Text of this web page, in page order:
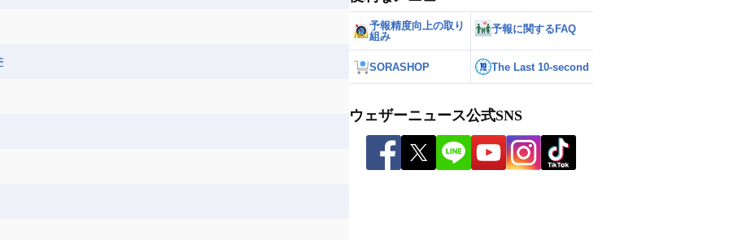
予報精度向上の取り
組み
予報に関するFAQ
SORASHOP The Last 10-second
ウェザーニュース公式SNS